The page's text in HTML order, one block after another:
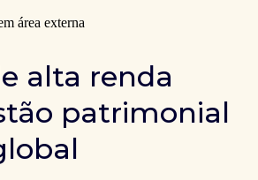
alta renda
patrimonial